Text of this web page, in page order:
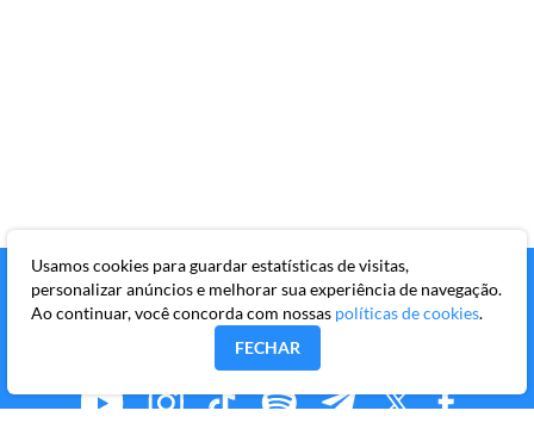
Usamos cookies para guardar estatísticas de visitas,
personalizar anúncios e melhorar sua experiência de navegação.
Ao continuar, você concorda com nossas políticas de cookies.
FECHAR